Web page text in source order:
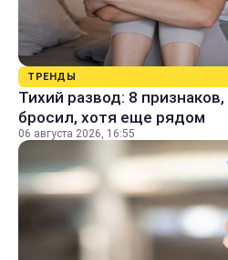
ТРЕНДЫ
Тихий развод: 8
бросил, хотя еще рядом
06 августа 2026, 16:55